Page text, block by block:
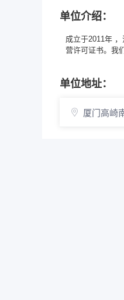
单位介绍：
成立于2011年
营许可证书。我
单位地址：
厦门高崎